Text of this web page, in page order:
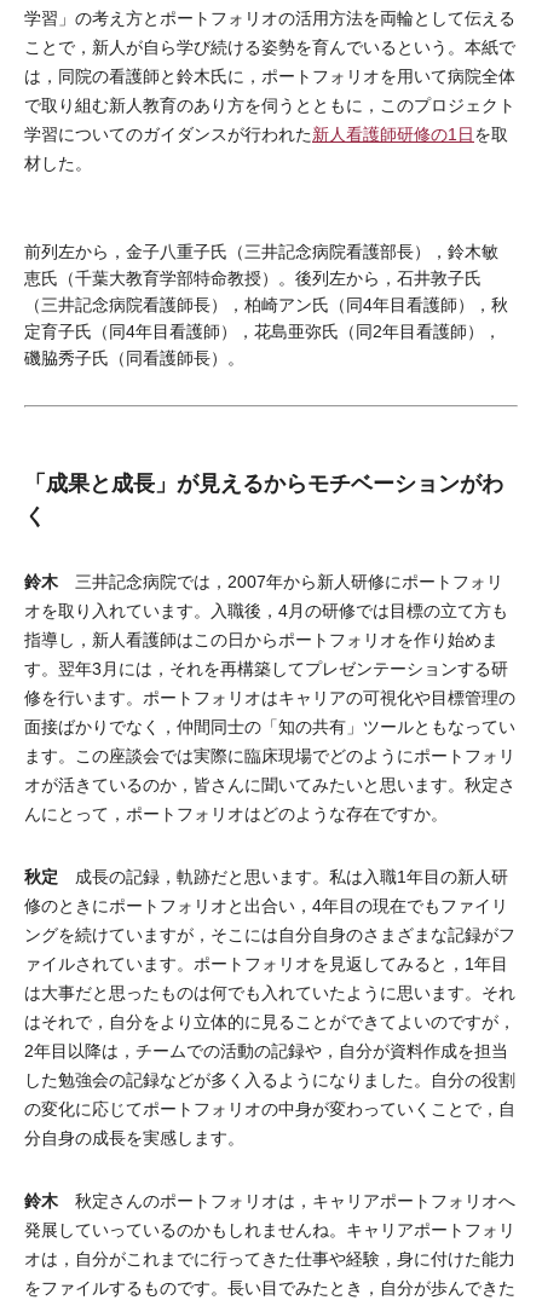
学習」の考え方とポートフォリオの活用方法を両輪として伝える
ことで，新人が自ら学び続ける姿勢を育んでいるという。本紙で
は，同院の看護師と鈴木氏に，ポートフォリオを用いて病院全体
で取り組む新人教育のあり方を伺うとともに，このプロジェクト
学習についてのガイダンスが行われた新人看護師研修の1日を取
材した。
前列左から，金子八重子氏（三井記念病院看護部長），鈴木敏
恵氏（千葉大教育学部特命教授）。後列左から，石井敦子氏
（三井記念病院看護師長），柏崎アン氏（同4年目看護師），秋
定育子氏（同4年目看護師），花島亜弥氏（同2年目看護師），
磯脇秀子氏（同看護師長）。
「成果と成長」が見えるからモチベーションがわ
く
鈴木 三井記念病院では，2007年から新人研修にポートフォリ
オを取り入れています。入職後，4月の研修では目標の立て方も
指導し，新人看護師はこの日からポートフォリオを作り始めま
す。翌年3月には，それを再構築してプレゼンテーションする研
修を行います。ポートフォリオはキャリアの可視化や目標管理の
面接ばかりでなく，仲間同士の「知の共有」ツールともなってい
ます。この座談会では実際に臨床現場でどのようにポートフォリ
オが活きているのか，皆さんに聞いてみたいと思います。秋定さ
んにとって，ポートフォリオはどのような存在ですか。
秋定 成長の記録，軌跡だと思います。私は入職1年目の新人研
修のときにポートフォリオと出合い，4年目の現在でもファイリ
ングを続けていますが，そこには自分自身のさまざまな記録がフ
ァイルされています。ポートフォリオを見返してみると，1年目
は大事だと思ったものは何でも入れていたように思います。それ
はそれで，自分をより立体的に見ることができてよいのですが，
2年目以降は，チームでの活動の記録や，自分が資料作成を担当
した勉強会の記録などが多く入るようになりました。自分の役割
の変化に応じてポートフォリオの中身が変わっていくことで，自
分自身の成長を実感します。
鈴木 秋定さんのポートフォリオは，キャリアポートフォリオへ
発展していっているのかもしれませんね。キャリアポートフォリ
オは，自分がこれまでに行ってきた仕事や経験，身に付けた能力
をファイルするものです。長い目でみたとき，自分が歩んできた